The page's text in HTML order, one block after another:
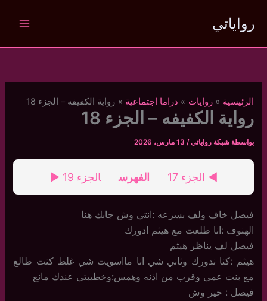
المحتوى
رواياتي
الرئيسية روايات دراما اجتماعية رواية الكفيفه – الجزء 18
رواية الكفيفه – الجزء 18
بواسطة شبكة رواياتي/ 13 مارس، 2026
◄ الجزء 17 الفهرس الجزء 19 ►
فيصل خاف ولف بسرعه :انتي وش جابك هنا
الهنوف :انا طلعت مع هيثم ادورك
فيصل لف يناظر هيثم
هيثم :كنا ندورك وثاني شي انا مااسويت شي غلط كنت طالع
مع بنت عمي وقرب من اذنه وهمس:وخطيبتي عندك مانع
فيصل : خير وش